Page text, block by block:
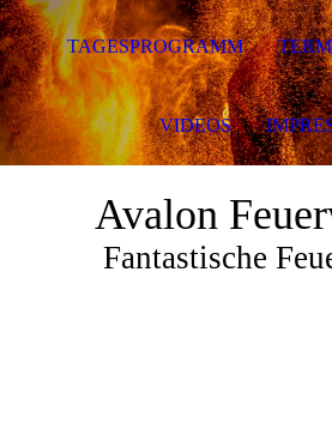
Avalon
Fantastische
TAGESPROGRAMM
VIDEOS